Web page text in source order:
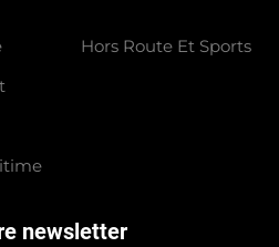
Hors Route Et Sports
newsletter